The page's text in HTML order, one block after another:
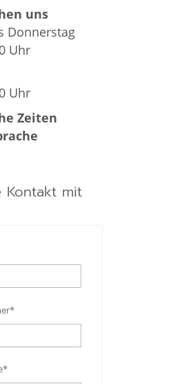
uns
Donnerstag
Uhr
Uhr
Zeiten
Kontakt mit